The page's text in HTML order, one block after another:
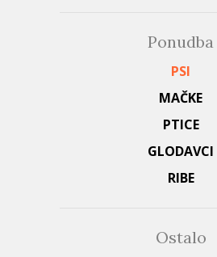
Ponudba
PSI
MAČKE
PTICE
GLODAVCI
RIBE
Ostalo